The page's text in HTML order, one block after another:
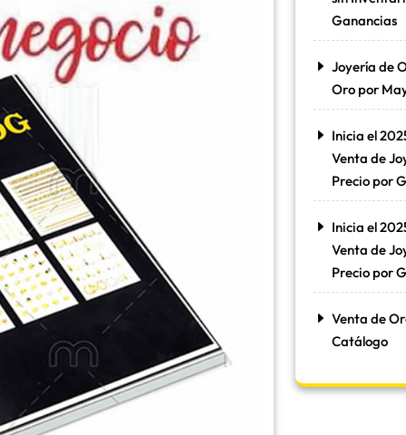
Ganancias
Joyería de
Oro por
Inicia el
Venta de
Precio por
Inicia el
Venta de
Precio por
Venta de
Catálogo